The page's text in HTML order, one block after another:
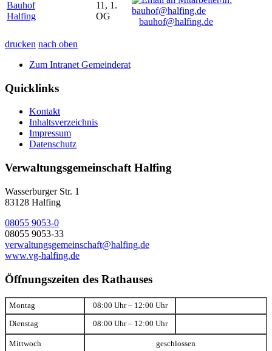
Bauhof
Halfing
11, 1.
OG
bauhof@halfing.de
drucken nach oben
Zum Intranet Gemeinderat
Quicklinks
Kontakt
Inhaltsverzeichnis
Impressum
Datenschutz
Verwaltungsgemeinschaft Halfing
Wasserburger Str. 1
83128 Halfing
08055 9053-0
08055 9053-33
verwaltungsgemeinschaft@halfing.de
www.vg-halfing.de
Öffnungszeiten des Rathauses
Montag 08:00 Uhr – 12:00 Uhr
Dienstag 08:00 Uhr – 12:00 Uhr
Mittwoch geschlossen